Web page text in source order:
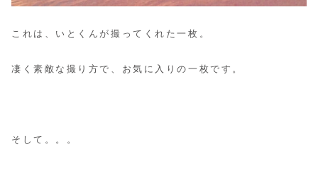
これは、いとくんが撮ってくれた一枚。
凄く素敵な撮り方で、お気に入りの一枚です。
そして。。。